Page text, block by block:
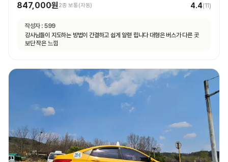
847,000원2종 보통(자동) 4.4(11)
작성자 : 599
강사님들이 지도하는 방법이 간결하고 쉽게 알렫 립니다 대형은 버스가 다른 곳
보단 작은 느낌